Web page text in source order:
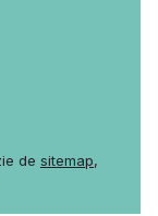
de sitemap,